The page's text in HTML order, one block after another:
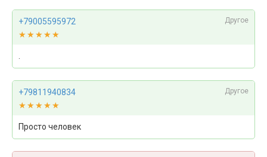
+79005595972 Другое
★★★★★
★★★★★
+79811940834 Другое
★★★★★
★★★★★
Просто человек